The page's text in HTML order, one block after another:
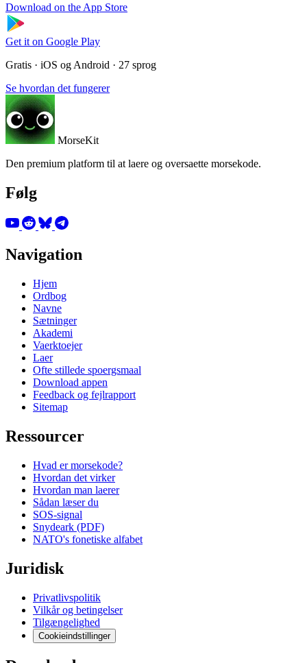
Download on the App Store
Get it on Google Play
Gratis · iOS og Android · 27 sprog
Se hvordan det fungerer
MorseKit
Den premium platform til at laere og oversaette morsekode.
Følg
Navigation
Hjem
Ordbog
Navne
Sætninger
Akademi
Vaerktoejer
Laer
Ofte stillede spoergsmaal
Download appen
Feedback og fejlrapport
Sitemap
Ressourcer
Hvad er morsekode?
Hvordan det virker
Hvordan man laerer
Sådan læser du
SOS-signal
Snydeark (PDF)
NATO's fonetiske alfabet
Juridisk
Privatlivspolitik
Vilkår og betingelser
Tilgængelighed
Cookieindstillinger